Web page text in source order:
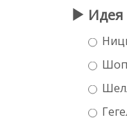
Идея